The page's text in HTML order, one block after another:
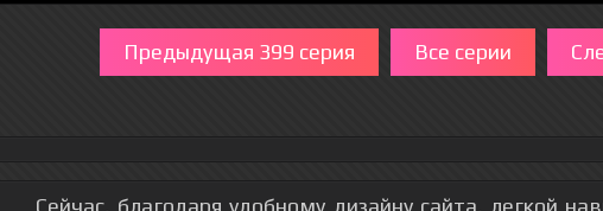
Предыдущая 399 серия Все серии
Сейчас, благодаря удобному дизайну сайта, легкой